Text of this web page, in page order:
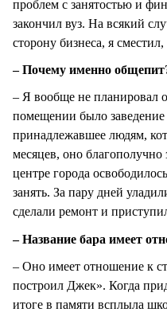
проблем с занятостью и
закончил вуз. На всякий
сторону бизнеса, я
– Почему именно
– Я вообще не планировал
помещении было
принадлежавшее людям,
месяцев, оно благополучно
центре города
занять. За пару дней
сделали ремонт и
– Название бара имеет
– Оно имеет отношение к
построил Джек». Когда
итоге в памяти всплыла